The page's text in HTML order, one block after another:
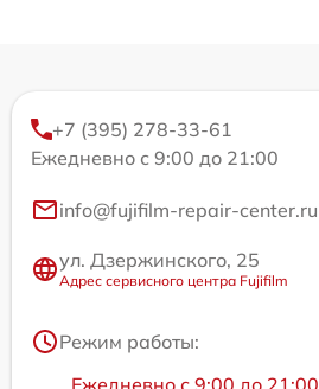
+7 (395) 278-33-61
Ежедневно с 9:00 до 21:00
info@fujifilm-repair-center.ru
ул. Дзержинского, 25
Адрес сервисного центра Fujifilm
Режим работы: